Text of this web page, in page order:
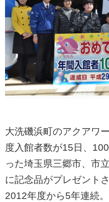
大洗磯浜町のアクアワ
度入館者数が15日、
った埼玉県三郷市、市
に記念品がプレゼント
2012年度から5年連続。